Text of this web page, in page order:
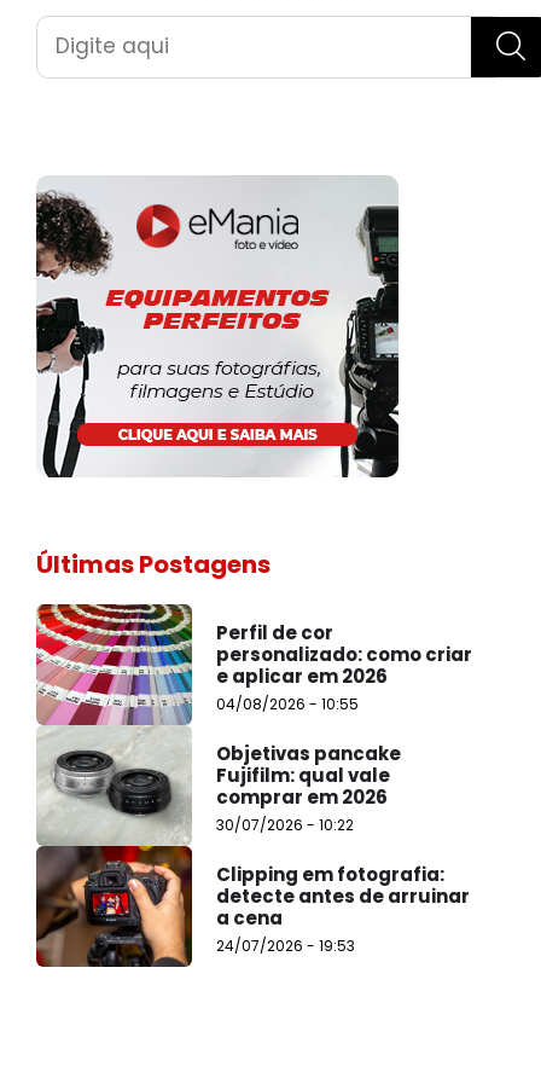
Pesquisar
Últimas Postagens
Perfil de cor
personalizado: como criar
e aplicar em 2026
04/08/2026 - 10:55
Objetivas pancake
Fujifilm: qual vale
comprar em 2026
30/07/2026 - 10:22
Clipping em fotografia:
detecte antes de arruinar
a cena
24/07/2026 - 19:53